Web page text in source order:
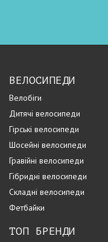
ВЕЛОСИПЕДИ
Велобіги
Дитячі велосипеди
Гірські велосипеди
Шосейні велосипеди
Гравійні велосипеди
Гібридні велосипеди
Складні велосипеди
Фетбайки
ТОП БРЕНДИ